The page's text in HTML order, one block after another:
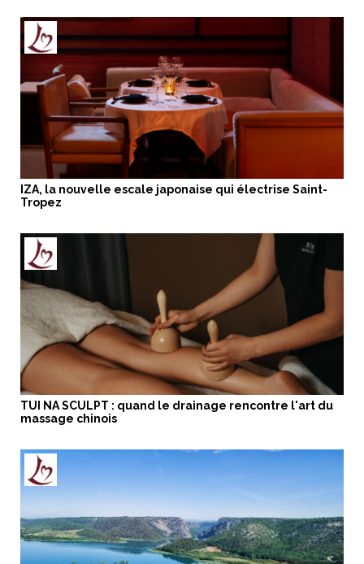
IZA, la nouvelle escale japonaise qui électrise Saint-
Tropez
TUI NA SCULPT : quand le drainage rencontre l'art du
massage chinois